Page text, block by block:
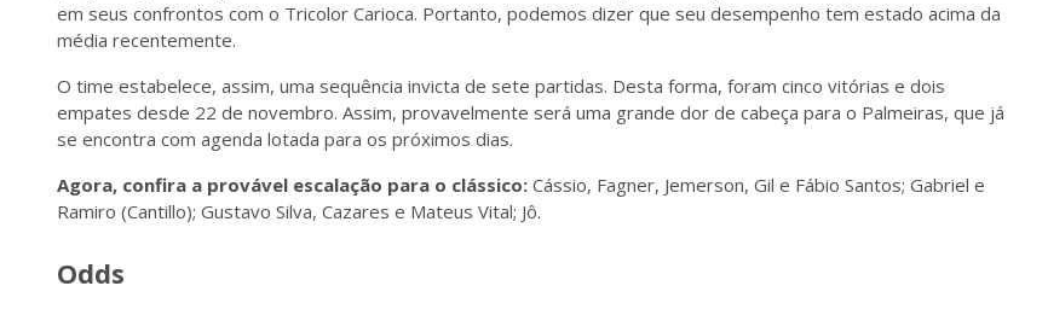
em seus confrontos com o Tricolor Carioca. Portanto, podemos dizer que seu desempenho tem estado acima da
média recentemente.
O time estabelece, assim, uma sequência invicta de sete partidas. Desta forma, foram cinco vitórias e dois
empates desde 22 de novembro. Assim, provavelmente será uma grande dor de cabeça para o Palmeiras, que já
se encontra com agenda lotada para os próximos dias.
Agora, confira a provável escalação para o clássico: Cássio, Fagner, Jemerson, Gil e Fábio Santos; Gabriel e
Ramiro (Cantillo); Gustavo Silva, Cazares e Mateus Vital; Jô.
Odds